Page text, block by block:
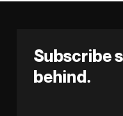
Subscribe
behind.